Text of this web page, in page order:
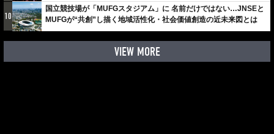
10
国立競技場が「MUFGスタジアム」に 名前だけではない…JNSEと
MUFGが“共創”し描く地域活性化・社会価値創造の近未来図とは
VIEW MORE